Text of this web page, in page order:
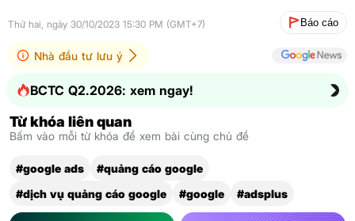
Thứ hai, ngày 30/10/2023 15:30 PM (GMT+7) Báo cáo
Nhà đầu tư lưu ý
BCTC Q2.2026: xem ngay!
Từ khóa liên quan
Bấm vào mỗi từ khóa để xem bài cùng chủ đề
#google ads
#quảng cáo google
#dịch vụ quảng cáo google
#google #adsplus